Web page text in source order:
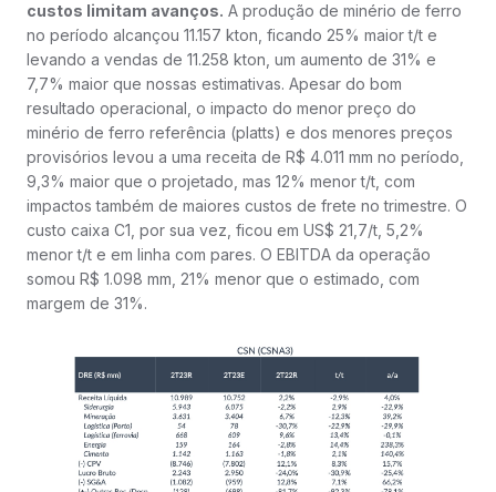
custos limitam avanços. A produção de minério de ferro
no período alcançou 11.157 kton, ficando 25% maior t/t e
levando a vendas de 11.258 kton, um aumento de 31% e
7,7% maior que nossas estimativas. Apesar do bom
resultado operacional, o impacto do menor preço do
minério de ferro referência (platts) e dos menores preços
provisórios levou a uma receita de R$ 4.011 mm no período,
9,3% maior que o projetado, mas 12% menor t/t, com
impactos também de maiores custos de frete no trimestre. O
custo caixa C1, por sua vez, ficou em US$ 21,7/t, 5,2%
menor t/t e em linha com pares. O EBITDA da operação
somou R$ 1.098 mm, 21% menor que o estimado, com
margem de 31%.